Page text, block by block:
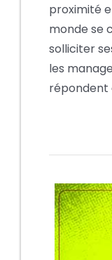
proximité
monde se
solliciter
les
répondent